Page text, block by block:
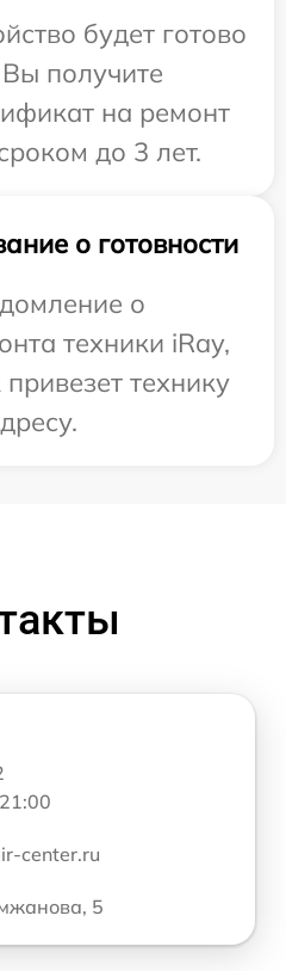
будет готово
получите
на ремонт
до 3 лет.
о готовности
о
техники iRay,
технику
center.ru
5